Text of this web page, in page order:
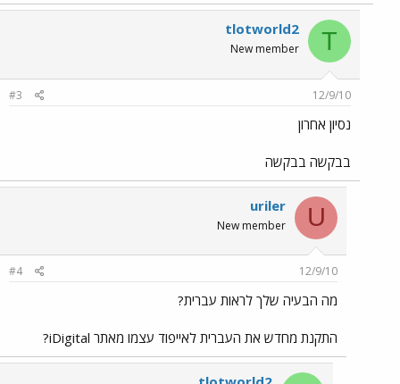
T
tlotworld2
New member
12/9/10
#3
נסיון אחרון
בבקשה בבקשה
U
uriler
New member
12/9/10
#4
מה הבעיה שלך לראות עברית?
התקנת מחדש את העברית לאייפוד עצמו מאתר iDigital?